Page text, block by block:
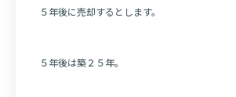
５年後に売却するとします。
５年後は築２５年。